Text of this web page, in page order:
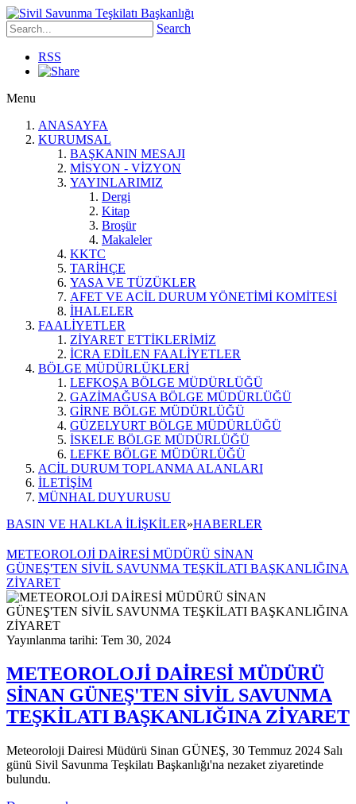
Search
RSS
Menu
ANASAYFA
KURUMSAL
BAŞKANIN MESAJI
MİSYON - VİZYON
YAYINLARIMIZ
Dergi
Kitap
Broşür
Makaleler
KKTC
TARİHÇE
YASA VE TÜZÜKLER
AFET VE ACİL DURUM YÖNETİMİ KOMİTESİ
İHALELER
FAALİYETLER
ZİYARET ETTİKLERİMİZ
İCRA EDİLEN FAALİYETLER
BÖLGE MÜDÜRLÜKLERİ
LEFKOŞA BÖLGE MÜDÜRLÜĞÜ
GAZİMAĞUSA BÖLGE MÜDÜRLÜĞÜ
GİRNE BÖLGE MÜDÜRLÜĞÜ
GÜZELYURT BÖLGE MÜDÜRLÜĞÜ
İSKELE BÖLGE MÜDÜRLÜĞÜ
LEFKE BÖLGE MÜDÜRLÜĞÜ
ACİL DURUM TOPLANMA ALANLARI
İLETİŞİM
MÜNHAL DUYURUSU
BASIN VE HALKLA İLİŞKİLER»HABERLER
METEOROLOJİ DAİRESİ MÜDÜRÜ SİNAN
GÜNEŞ'TEN SİVİL SAVUNMA TEŞKİLATI BAŞKANLIĞINA
ZİYARET
Yayınlanma tarihi: Tem 30, 2024
METEOROLOJİ DAİRESİ MÜDÜRÜ
SİNAN GÜNEŞ'TEN SİVİL SAVUNMA
TEŞKİLATI BAŞKANLIĞINA ZİYARET
Meteoroloji Dairesi Müdürü Sinan GÜNEŞ, 30 Temmuz 2024 Salı
günü Sivil Savunma Teşkilatı Başkanlığı'na nezaket ziyaretinde
bulundu.